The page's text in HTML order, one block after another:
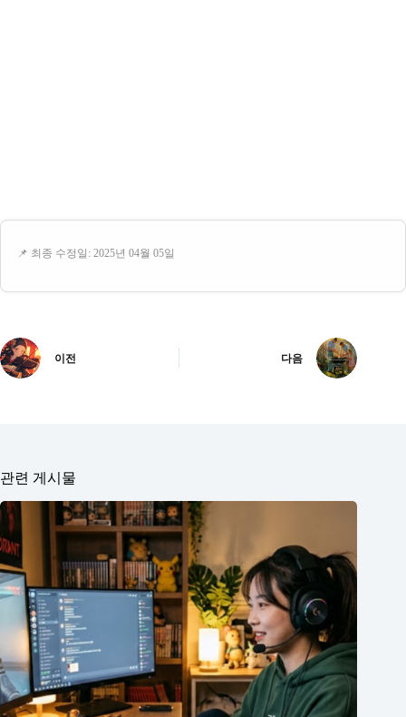
📌 최종 수정일: 2025년 04월 05일
이전 다음
관련 게시물